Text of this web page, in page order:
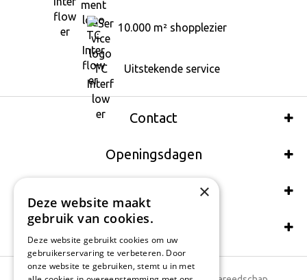
10.000 m² shopplezier
Uitstekende service
Contact
Openingsdagen
Wij accepteren ook:
Schrijf een recensie
×
Deze website maakt
gebruik van cookies.
Deze website gebruikt cookies om uw
gebruikerservaring te verbeteren. Door
onze website te gebruiken, stemt u in met